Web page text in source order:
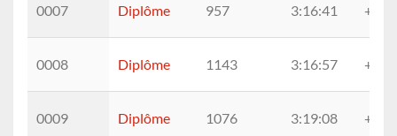
0007 Diplôme 957 3:16:41
0008 Diplôme 1143 3:16:57
0009 Diplôme 1076 3:19:08